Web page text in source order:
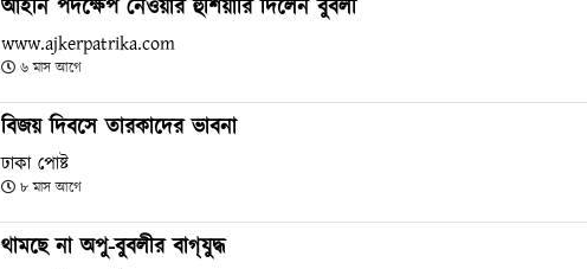
আইনি পদক্ষেপ নেওয়ার হুঁশিয়ারি দিলেন বুবলী
www.ajkerpatrika.com
৬ মাস আগে
বিজয় দিবসে তারকাদের ভাবনা
ঢাকা পোষ্ট
৮ মাস আগে
থামছে না অপু-বুবলীর বাগ্‌যুদ্ধ